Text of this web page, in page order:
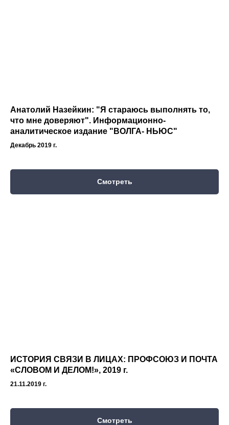
Анатолий Назейкин: "Я стараюсь выполнять то,
что мне доверяют". Информационно-
аналитическое издание "ВОЛГА- НЬЮС"
Декабрь 2019 г.
Смотреть
ИСТОРИЯ СВЯЗИ В ЛИЦАХ: ПРОФСОЮЗ И ПОЧТА
«СЛОВОМ И ДЕЛОМ!», 2019 г.
21.11.2019 г.
Смотреть